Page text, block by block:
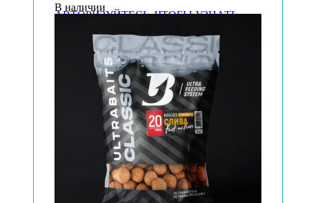
АВТОРИЗУЙТЕСЬ, ЧТОБЫ УЗНАТЬ
Подробнее
В наличии